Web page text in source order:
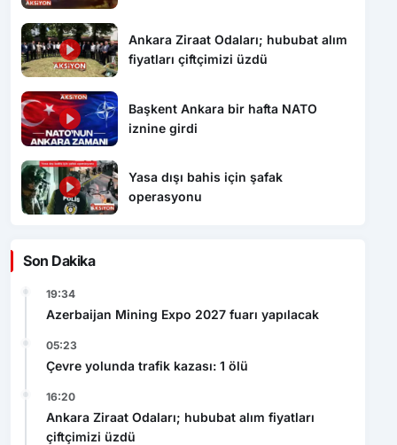
Ankara Ziraat Odaları; hububat alım
fiyatları çiftçimizi üzdü
Başkent Ankara bir hafta NATO
iznine girdi
Yasa dışı bahis için şafak
operasyonu
Son Dakika
19:34
Azerbaijan Mining Expo 2027 fuarı yapılacak
05:23
Çevre yolunda trafik kazası: 1 ölü
16:20
Ankara Ziraat Odaları; hububat alım fiyatları
çiftçimizi üzdü